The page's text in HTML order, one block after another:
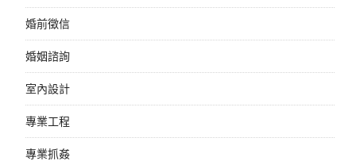
婚前徵信
婚姻諮詢
室內設計
專業工程
專業抓姦